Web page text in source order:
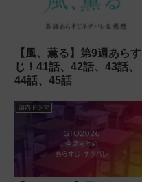
【風、薫る】第9週あらす
じ！41話、42話、43話、
44話、45話
国内ドラマ